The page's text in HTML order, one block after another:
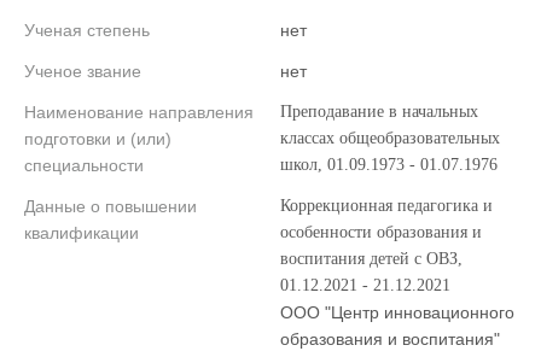
Ученая степень нет
Ученое звание нет
Наименование направления
подготовки и (или)
специальности
Преподавание в начальных
классах общеобразовательных
школ, 01.09.1973 - 01.07.1976
Данные о повышении
квалификации
Коррекционная педагогика и
особенности образования и
воспитания детей с ОВЗ,
01.12.2021 - 21.12.2021
ООО "Центр инновационного
образования и воспитания"